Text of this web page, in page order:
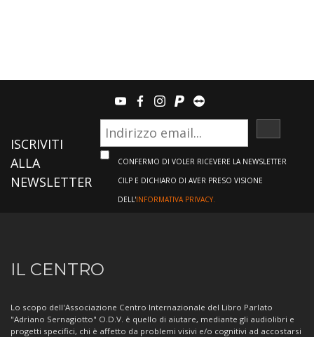
youtubefacebook
instagram
paypalteamviewer
ISCRIVITI
ALLA
NEWSLETTER
CONFERMO DI VOLER RICEVERE LA NEWSLETTER
CILP E DICHIARO DI AVER PRESO VISIONE
DELL'INFORMATIVA PRIVACY.
Informazioni
sul
Centro
IL CENTRO
Lo scopo dell'Associazione Centro Internazionale del Libro Parlato
"Adriano Sernagiotto" O.D.V. è quello di aiutare, mediante gli audiolibri e
progetti specifici, chi è affetto da problemi visivi e/o cognitivi ad accostarsi